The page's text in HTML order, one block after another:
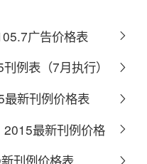
广告价格表
例表（7月执行）
新刊例价格表
2015最新刊例价格
刊例价格表